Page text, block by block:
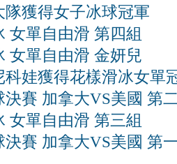
獲得女子冰球冠軍
女單自由滑 第四組
女單自由滑 金妍兒
娃獲得花樣滑冰女單
賽 加拿大VS美國 第
女單自由滑 第三組
賽 加拿大VS美國 第